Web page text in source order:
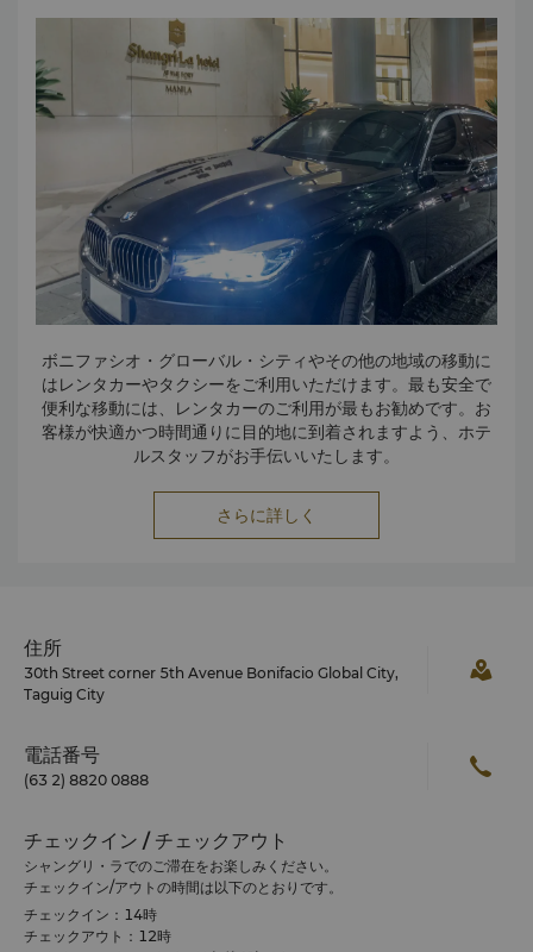
公式サイトからご確認ください。
http://www.army.mil.ph/Welfare2/pa_golf.htm#_=_
エンぺラドル スタジアム
マッキンリー・ヒルにあります。15,000平方メートルのサッ
カー競技場で、2,000席あります。フィリピンのユナイティッ
ド・フットボールリーグの拠点で、定期的にオープン戦が開催
されています。
http://emperadorstadium.blogspot.com/
キャンプ・タギッグ
タギッグのAFP工業団地沿いにある屋内サッカーやフィットネ
ストレーニング用の施設です。ボニファシオ・グローバル・シ
ティの中心部からおよそ10～15分のところにあります。高級
ヨーロッパ製の芝でできた競技場やサーキット場、整備された
http://thecampph.com/rates
ボニファシオ・グローバル・シティやその他の地域の移動に
はレンタカーやタクシーをご利用いただけます。最も安全で
便利な移動には、レンタカーのご利用が最もお勧めです。お
客様が快適かつ時間通りに目的地に到着されますよう、ホテ
ルスタッフがお手伝いいたします。
さらに詳しく
住所
30th Street corner 5th Avenue Bonifacio Global City,
Taguig City
電話番号
(63 2) 8820 0888
チェックイン / チェックアウト
シャングリ・ラでのご滞在をお楽しみください。
チェックイン/アウトの時間は以下のとおりです。
チェックイン：14時
チェックアウト：12時